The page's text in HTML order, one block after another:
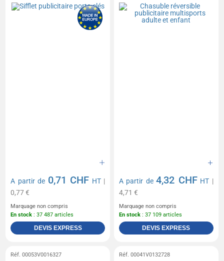
A partir de 0,71 CHF HT|
0,77 €
Marquage non compris
En stock : 37 487 articles
DEVIS EXPRESS
A partir de4,32 CHF HT |
4,71 €
Marquage non compris
En stock : 37 109 articles
DEVIS EXPRESS
Réf. 00053V0016327 Réf. 00041V0132728